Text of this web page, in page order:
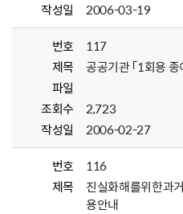
작성일
2006-03-19
번호
117
제목
공공기관 「1회용 종
파일
조회수
2,723
작성일
2006-02-27
번호
116
제목
진실화해를위한과
용안내